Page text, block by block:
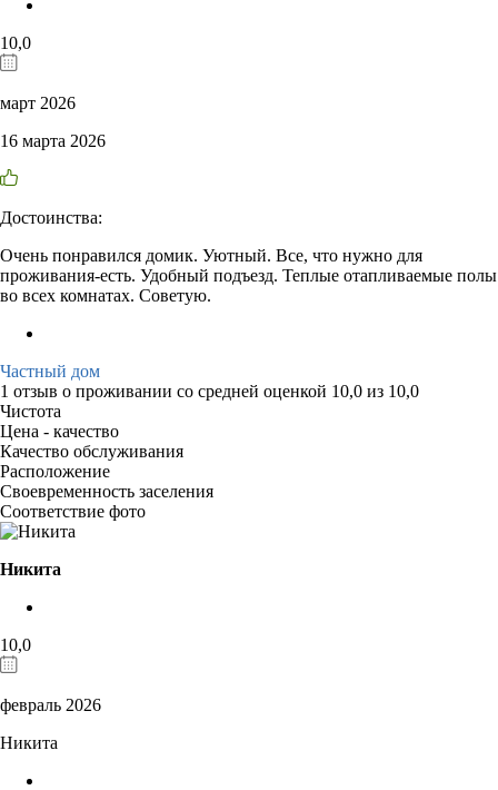
10,0
март 2026
16 марта 2026
Достоинства:
Очень понравился домик. Уютный. Все, что нужно для
проживания-есть. Удобный подъезд. Теплые отапливаемые полы
во всех комнатах. Советую.
Частный дом
1 отзыв о проживании со средней оценкой 10,0 из 10,0
Чистота
Цена - качество
Качество обслуживания
Расположение
Своевременность заселения
Соответствие фото
Никита
10,0
февраль 2026
Никита